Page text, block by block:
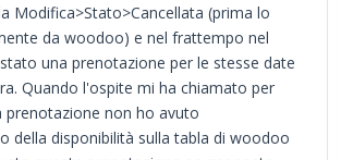
Modifica>Stato>Cancellata (prima lo
da woodoo) e nel frattempo nel
una prenotazione per le stesse date
Quando l'ospite mi ha chiamato per
prenotazione non ho avuto
della disponibilità sulla tabla di woodoo